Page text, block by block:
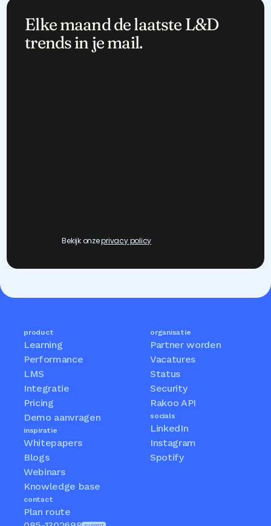
Elke maand de laatste L&D
trends in je mail.
Bekijk onze privacy policy
product
Learning
Performance
LMS
Integratie
Pricing
Demo aanvragen
inspiratie
Whitepapers
Blogs
Webinars
Knowledge base
contact
Plan route
organisatie
Partner worden
Vacatures
Status
Security
Rakoo API
socials
LinkedIn
Instagram
Spotify